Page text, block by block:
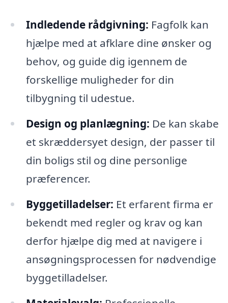
Indledende rådgivning: Fagfolk kan
hjælpe med at afklare dine ønsker og
behov, og guide dig igennem de
forskellige muligheder for din
tilbygning til udestue.
Design og planlægning: De kan skabe
et skræddersyet design, der passer til
din boligs stil og dine personlige
præferencer.
Byggetilladelser: Et erfarent firma er
bekendt med regler og krav og kan
derfor hjælpe dig med at navigere i
ansøgningsprocessen for nødvendige
byggetilladelser.